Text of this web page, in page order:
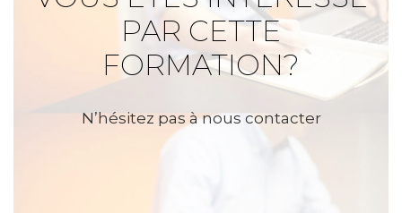
PAR CETTE
FORMATION?
N’hésitez pas à nous contacter